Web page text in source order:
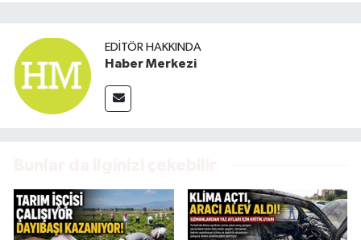
EDITÖR HAKKINDA
Haber Merkezi